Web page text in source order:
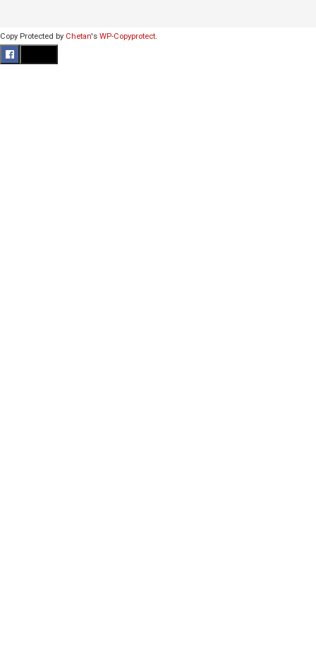
Copy Protected by Chetan's WP-Copyprotect.